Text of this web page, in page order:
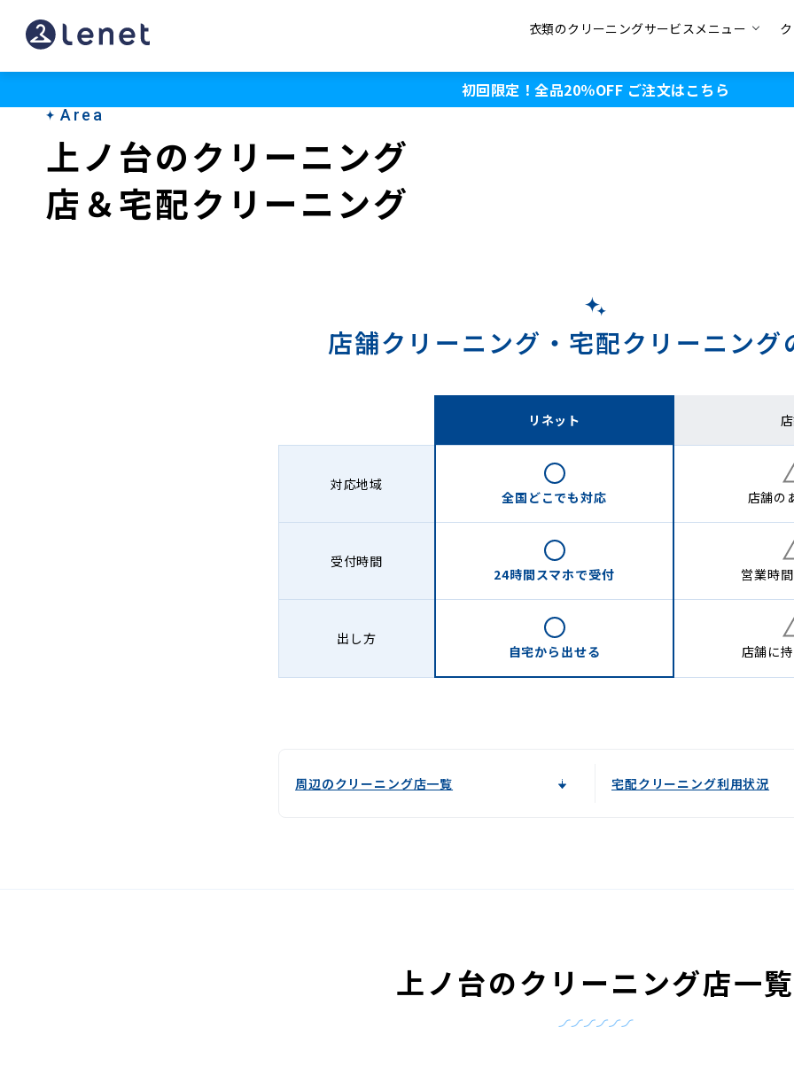
上
ノ
衣類のクリーニングサービスメニュー
初回限定！全品20％OFF ご注文はこちら
Area
上ノ台のクリーニング
店＆宅配クリーニング
店舗クリーニング・ 宅配クリーニング
リネット
対応地域
全国どこでも対応 店舗の
受付時間
24時間スマホで受付 営業時
出し方
自宅から 出せる 店舗に
周辺のクリーニング店一覧 宅配クリーニング利用状況
上ノ台のクリーニング店一覧